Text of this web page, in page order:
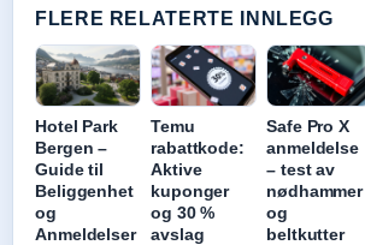
FLERE RELATERTE INNLEGG
Hotel Park
Bergen –
Guide til
Beliggenhet
og
Anmeldelser
Temu
rabattkode:
Aktive
kuponger
og 30 %
avslag
Safe Pro X
anmeldelse
– test av
nødhammer
og
beltkutter